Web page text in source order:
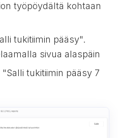
työpöydältä kohtaan
tukitiimin pääsy".
sivua alaspäin
tukitiimin pääsy 7